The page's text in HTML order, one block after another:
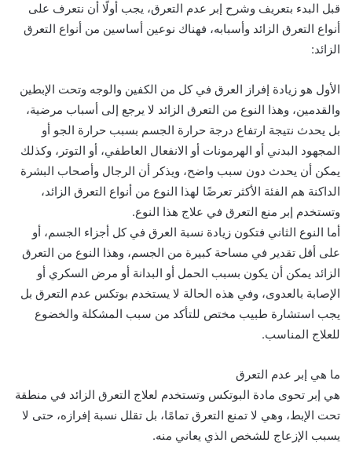
قبل البدء بتعريف وشرح إبر عدم التعرق، يجب أولًا أن نتعرف على
أنواع التعرق الزائد وأسبابه، فهناك نوعين أساسين من أنواع التعرق
الزائد:
الأول هو زيادة إفراز العرق في كل من الكفين والوجه وتحت الإبطين
والقدمين، وهذا النوع من التعرق الزائد لا يرجع إلى أسباب مرضية،
بل يحدث نتيجة ارتفاع درجة حرارة الجسم بسبب حرارة الجو أو
المجهود البدني أو الهرمونات أو الانفعال العاطفي، أو التوتر، وكذلك
يمكن أن يحدث دون سبب واضح، ويذكر أن الرجال وأصحاب البشرة
الداكنة هم الفئة الأكثر تعرضًا لهذا النوع من أنواع التعرق الزائد،
وتستخدم إبر منع التعرق في علاج هذا النوع.
أما النوع الثاني فتكون زيادة نسبة العرق في كل أجزاء الجسم، أو
على أقل تقدير في مساحة كبيرة من الجسم، وهذا النوع من التعرق
الزائد يمكن أن يكون بسبب الحمل أو البدانة أو مرض السكري أو
الإصابة بالعدوى، وفي هذه الحالة لا يستخدم بوتكس عدم التعرق بل
يجب استشارة طبيب مختص للتأكد من سبب المشكلة والخضوع
للعلاج المناسب.
ما هي إبر عدم التعرق
هي إبر تحوى مادة البوتكس وتستخدم لعلاج التعرق الزائد في منطقة
تحت الإبط، وهي لا تمنع التعرق تمامًا، بل تقلل نسبة إفرازه، حتى لا
يسبب الإزعاج للشخص الذي يعاني منه.